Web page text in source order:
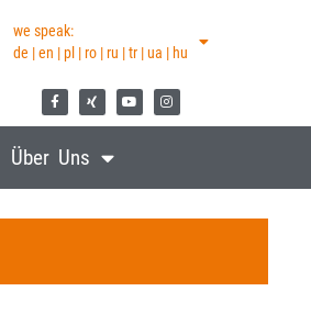
we speak:
de | en | pl | ro | ru | tr | ua | hu
Über Uns